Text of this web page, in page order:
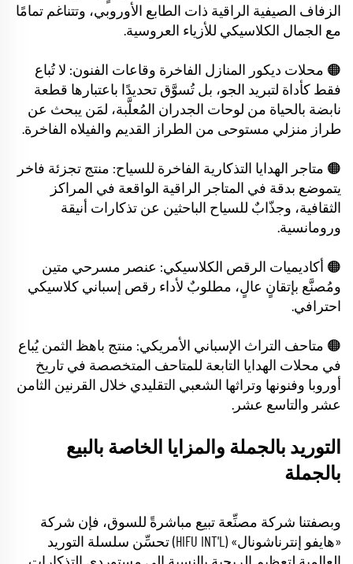
الزفاف الصيفية الراقية ذات الطابع الأوروبي، وتتناغم تمامًا
مع الجمال الكلاسيكي للأزياء العروسية.
🟠 محلات ديكور المنازل الفاخرة وقاعات الفنون: لا تُباع
فقط كأداة لتبريد الجو، بل تُسوَّق تحديدًا باعتبارها قطعة
نابضة بالحياة من لوحات الجدران المُعلَّبة، لمَن يبحث عن
طراز منزلي مستوحى من الطراز القديم والفيلاه الفاخرة.
🟠 متاجر الهدايا التذكارية الفاخرة للسياح: منتج تجزئة فاخر
يتموضع بدقة في المتاجر الراقية الواقعة في المراكز
الثقافية، وجذّابٌ للسياح الباحثين عن تذكارات أنيقة
ورومانسية.
🟠 أكاديميات الرقص الكلاسيكي: عنصر مسرحي متين
ومُصنَّع بإتقانٍ عالٍ، مطلوبٌ لأداء رقص إسباني كلاسيكي
احترافي.
🟠 متاحف التراث الإسباني الأمريكي: منتج باهظ الثمن يُباع
في محلات الهدايا التابعة للمتاحف المتخصصة في تاريخ
أوروبا وفنونها وتراثها الشعبي التقليدي خلال القرنين الثامن
عشر والتاسع عشر.
التوريد بالجملة والمزايا الخاصة بالبيع
بالجملة
وبصفتنا شركة مصنِّعة تبيع مباشرةً للسوق، فإن شركة
«هايفو إنترناشونال» (HIFU INT'L) تحسِّن سلسلة التوريد